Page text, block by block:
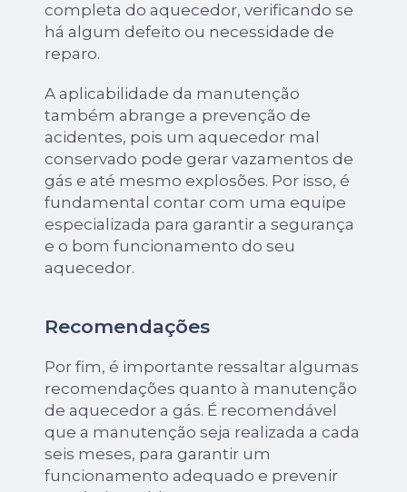
completa do aquecedor, verificando se
há algum defeito ou necessidade de
reparo.
A aplicabilidade da manutenção
também abrange a prevenção de
acidentes, pois um aquecedor mal
conservado pode gerar vazamentos de
gás e até mesmo explosões. Por isso, é
fundamental contar com uma equipe
especializada para garantir a segurança
e o bom funcionamento do seu
aquecedor.
Recomendações
Por fim, é importante ressaltar algumas
recomendações quanto à manutenção
de aquecedor a gás. É recomendável
que a manutenção seja realizada a cada
seis meses, para garantir um
funcionamento adequado e prevenir